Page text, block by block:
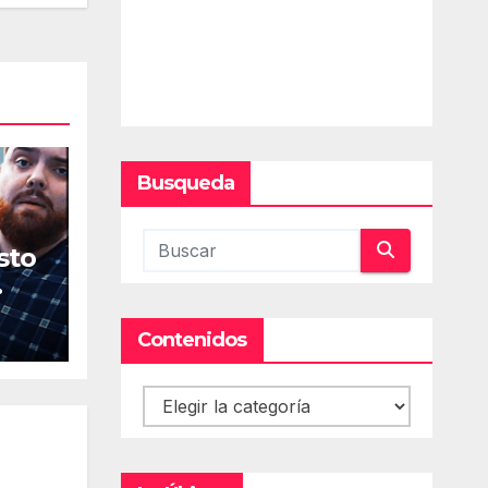
Busqueda
Contenidos
Contenidos